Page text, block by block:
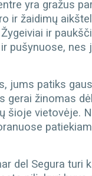
yra gražus
ir žaidimų
ir
pušynuose,
jums patiks
gerai žinomas
šioje vietovėje.
del Segura